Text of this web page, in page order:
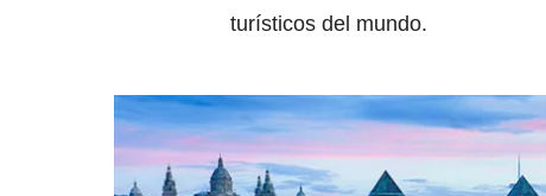
turísticos del mundo.